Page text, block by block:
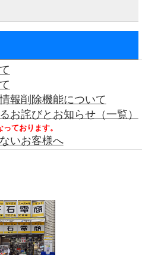
報削除機能について
詫びとお知らせ（一覧）
ております。
いお客様へ